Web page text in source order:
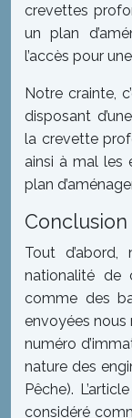
crevettes
un plan
l’accès pour
Notre crainte,
disposant
la crevette
ainsi à mal les
plan
Conclusion
Tout
nationalité de
comme des
envoyées nous
numéro
nature des
Pêche).
considéré